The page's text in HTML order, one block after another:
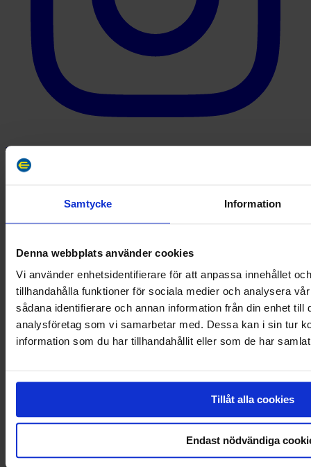
Samtycke Information
Denna webbplats använder cookies
Vi använder enhetsidentifierare för att anpassa innehållet
tillhandahålla funktioner för sociala medier och analysera
sådana identifierare och annan information från din enhet
analysföretag som vi samarbetar med. Dessa kan i sin tur
information som du har tillhandahållit eller som de har
Tillåt alla cookies
Endast nödvändiga
YouTube